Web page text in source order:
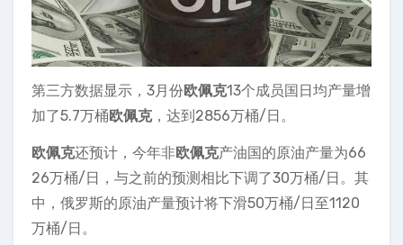
第三方数据显示，3月份欧佩克13个成员国日均产量增
加了5.7万桶欧佩克，达到2856万桶/日。
欧佩克还预计，今年非欧佩克产油国的原油产量为66
26万桶/日，与之前的预测相比下调了30万桶/日。其
中，俄罗斯的原油产量预计将下滑50万桶/日至1120
万桶/日。